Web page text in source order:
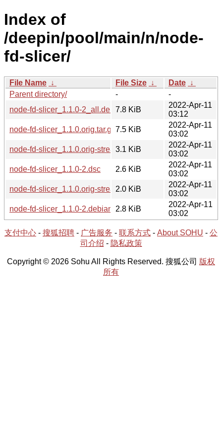
Index of
/deepin/pool/main/n/node-
fd-slicer/
File Name ↓ File Size ↓ Date ↓
Parent directory/
-
-
node-fd-slicer_1.1.0-2_all.deb
7.8 KiB
2022-Apr-11
03:12
node-fd-slicer_1.1.0.orig.tar.gz 7.5 KiB
2022-Apr-11
03:02
node-fd-slicer_1.1.0.orig-stream-equal.tar.gz
3.1 KiB
2022-Apr-11
03:02
node-fd-slicer_1.1.0-2.dsc
2.6 KiB
2022-Apr-11
03:02
node-fd-slicer_1.1.0.orig-streamsink.tar.gz
2.0 KiB
2022-Apr-11
03:02
node-fd-slicer_1.1.0-2.debian.tar.xz
2.8 KiB
2022-Apr-11
03:02
支付中心 - 搜狐招聘 - 广告服务 - 联系方式 - About SOHU - 公
司介绍 - 隐私政策
Copyright © 2026 Sohu All Rights Reserved. 搜狐公司 版权
所有